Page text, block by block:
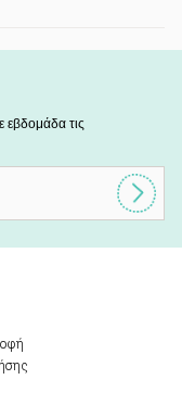
εβδομάδα τις